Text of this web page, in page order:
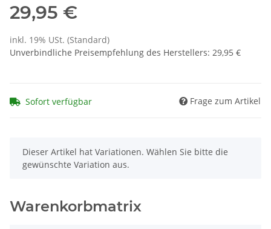
29,95 €
inkl. 19% USt. (Standard)
Unverbindliche Preisempfehlung des Herstellers: 29,95 €
Sofort verfügbar Frage zum Artikel
x
Dieser Artikel hat Variationen. Wählen Sie bitte die
gewünschte Variation aus.
Warenkorbmatrix